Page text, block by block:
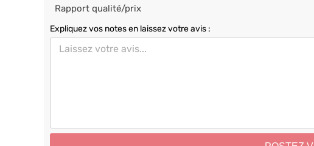
Rapport qualité/prix
Expliquez vos notes en laissez votre avis :